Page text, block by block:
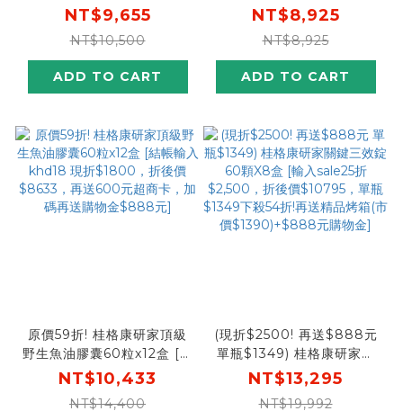
無糖配方250mlX24罐X6盒
[輸入go88折後價$8338
再送完膳原味無糖10罐+原
商商品卡，加碼再送購物金
NT$9,655
NT$10,500
ADD TO CART
蛋白配方250mlX24罐X5盒
[輸入go88折後價$7748
再送完膳3重優蛋白15罐+原
商商品卡，加碼再送購物金
NT$8,925
NT$8,925
ADD TO CART
原價59折! 桂格康研家頂級
野生魚油膠囊60粒x12盒 [結
帳輸入khd18 現折
$1800，折後價$8633，再
送600元超商卡，加碼再送
NT$10,433
NT$14,400
(現折$2500! 再送$888元
單瓶$1349) 桂格康研家關
鍵三效錠60顆X8盒 [輸入
sale25折$2,500，折後價
$10795，單瓶$1349下殺
NT$13,295
NT$19,992